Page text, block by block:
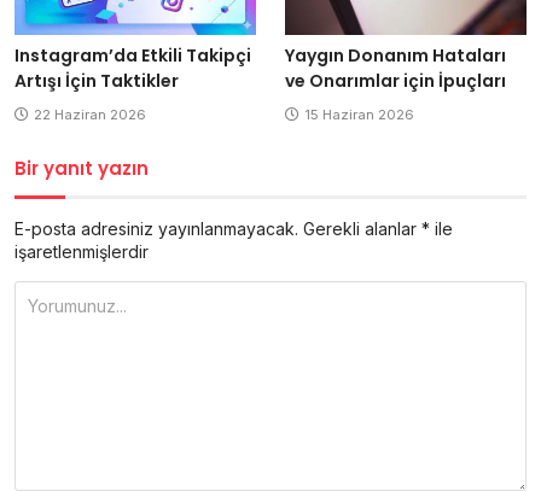
Instagram’da Etkili Takipçi
Artışı İçin Taktikler
22 Haziran 2026
Yaygın Donanım Hataları
ve Onarımlar için İpuçları
15 Haziran 2026
Bir yanıt yazın
E-posta adresiniz yayınlanmayacak. Gerekli alanlar * ile
işaretlenmişlerdir